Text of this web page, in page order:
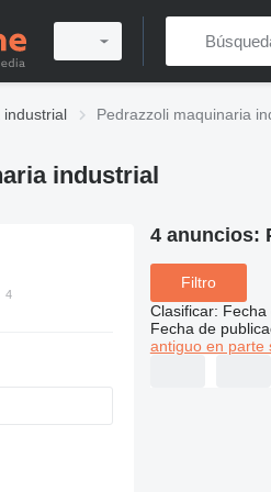
industrial Pedrazzoli maquinaria
industrial
4 anuncios:
Filtro
Clasificar: Fecha
Fecha de
antiguo en parte